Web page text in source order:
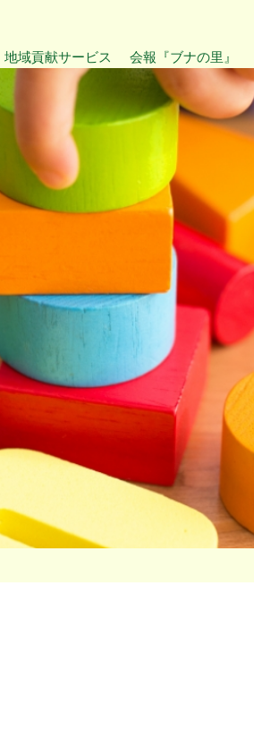
地域貢献サービス 会報『ブナの里』